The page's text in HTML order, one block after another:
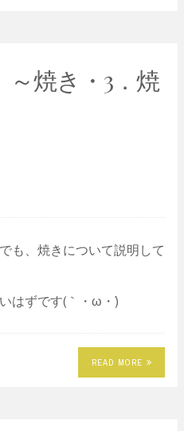
焼き・3．焼
も、焼きについて説明して
はずです(｀・ω・´)
READ MORE